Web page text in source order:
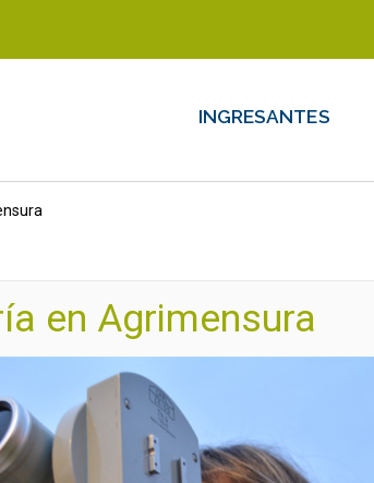
INGRESANTES
en Agrimensura